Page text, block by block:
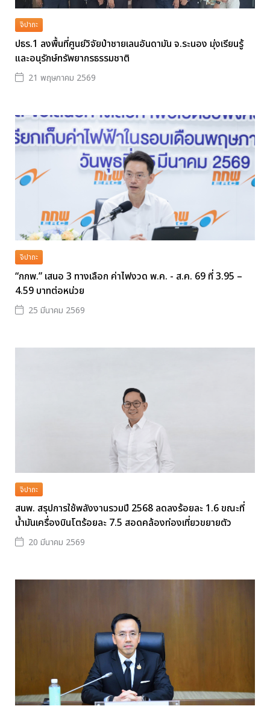
จิปาถะ
ปธร.1 ลงพื้นที่ศูนย์วิจัยป่าชายเลนอันดามัน จ.ระนอง มุ่งเรียนรู้
และอนุรักษ์ทรัพยากรธรรมชาติ
21 พฤษภาคม 2569
จิปาถะ
“กกพ.” เสนอ 3 ทางเลือก ค่าไฟงวด พ.ค. - ส.ค. 69 ที่ 3.95 –
4.59 บาทต่อหน่วย
25 มีนาคม 2569
จิปาถะ
สนพ. สรุปการใช้พลังงานรวมปี 2568 ลดลงร้อยละ 1.6 ขณะที่
น้ำมันเครื่องบินโตร้อยละ 7.5 สอดคล้องท่องเที่ยวขยายตัว
20 มีนาคม 2569